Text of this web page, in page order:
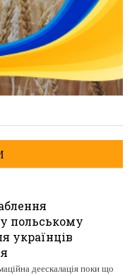
польському
українців
деескалація поки що